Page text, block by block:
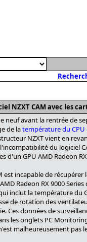
NZXT CAM avec les
neuf avant la rentrée de
de latempérature du CPU
NZXT vient en
du logiciel
d'un GPU AMD Radeon
est incapable de récupérer
Radeon RX 9000 Series
inclut la température du
de rotation des
Ces données de
les onglets PC
malheureusement pas